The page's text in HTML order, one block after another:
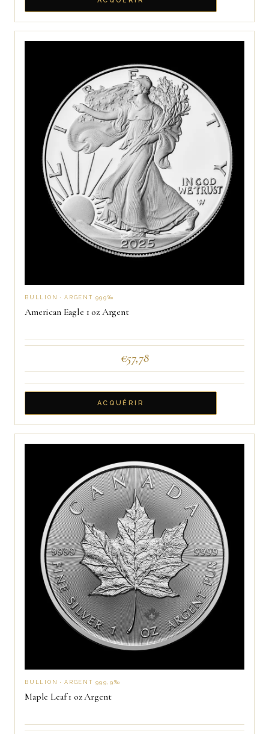
BULLION · ARGENT 999‰
American Eagle 1 oz Argent
€57,78
ACQUÉRIR
BULLION · ARGENT 999,9‰
Maple Leaf 1 oz Argent